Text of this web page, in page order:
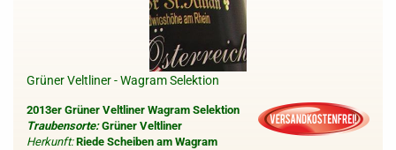
Grüner Veltliner - Wagram Selektion
2013er Grüner Veltliner Wagram Selektion
Traubensorte:Grüner Veltliner
Herkunft: Riede Scheiben am Wagram